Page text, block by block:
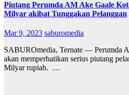
Piutang Perumda AM Ake Gaale
Milyar akibat Tunggakan Pelanggan
Mar 9, 2023 saburomedia
SABUROmedia, Ternate — Perumda
akan memperhatikan serius piutang
Milyar rupiah. …